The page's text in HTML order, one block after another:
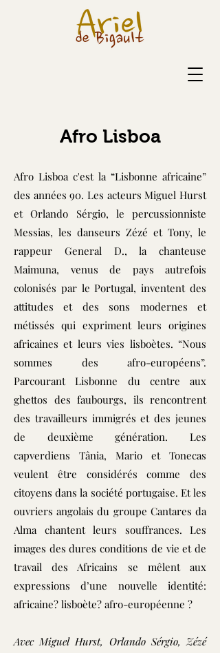
Afro Lisboa
Afro Lisboa c'est la “Lisbonne africaine”
des années 90. Les acteurs Miguel Hurst
et Orlando Sérgio, le percussionniste
Messias, les danseurs Zézé et Tony, le
rappeur General D., la chanteuse
Maimuna, venus de pays autrefois
colonisés par le Portugal, inventent des
attitudes et des sons modernes et
métissés qui expriment leurs origines
africaines et leurs vies lisboètes. “Nous
sommes des afro-européens”.
Parcourant Lisbonne du centre aux
ghettos des faubourgs, ils rencontrent
des travailleurs immigrés et des jeunes
de deuxième génération. Les
capverdiens Tânia, Mario et Tonecas
veulent être considérés comme des
citoyens dans la société portugaise. Et les
ouvriers angolais du groupe Cantares da
Alma chantent leurs souffrances. Les
images des dures conditions de vie et de
travail des Africains se mêlent aux
expressions d’une nouvelle identité:
africaine? lisboète? afro-européenne ?
AvecMiguel Hurst, Orlando Sérgio, Zézé